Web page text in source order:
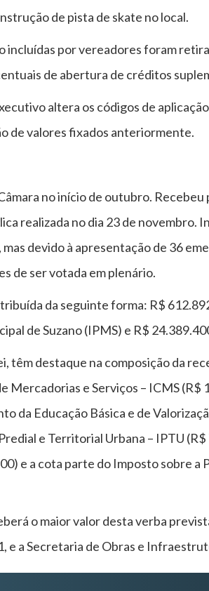
de pista de skate no local.
incluídas por vereadores foram
de abertura de créditos
altera os códigos de
de valores fixados anteriormente.
no início de outubro.
realizada no dia 23 de
devido à apresentação de 36
de ser votada em plenário.
da seguinte forma: R$
de Suzano (IPMS) e R$
têm destaque na composição da
Mercadorias e Serviços – ICMS
da Educação Básica e de
e Territorial Urbana – IPTU
e a cota parte do Imposto sobre
o maior valor desta verba
e a Secretaria de Obras e